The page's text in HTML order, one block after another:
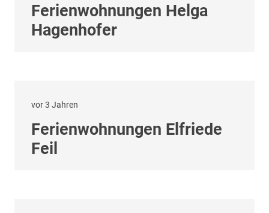
Ferienwohnungen Helga
Hagenhofer
vor 3 Jahren
Ferienwohnungen Elfriede
Feil